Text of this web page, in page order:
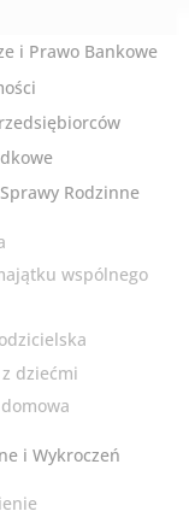
i Prawo Bankowe
Rodzinne
wspólnego
dziećmi
i Wykroczeń